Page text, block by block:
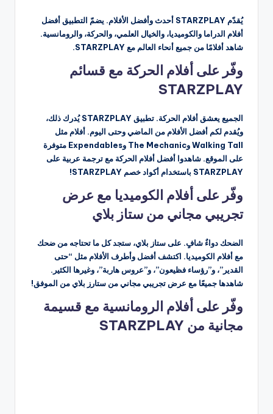
يُقدّم STARZPLAY أحدث وأفضل الأفلام. يضمّ التطبيق أفضل
أفلام الدراما والكوميديا، والخيال العلمي، والحركة، والرومانسية.
شاهد أفلامًا من جميع أنحاء العالم مع STARZPLAY.
وفّر على أفلام الحركة مع قسائم
STARZPLAY
الجميع يعشق أفلام الحركة. تطبيق STARZPLAY يُدرك ذلك،
ويُقدم لكم أفضل الأفلام من الماضي وحتى اليوم. أفلام مثل
Walking Tall وThe Mechanic وExpendables متوفرة
على الموقع. شاهدوا أفضل أفلام الحركة مع ترجمة عربية على
STARZPLAY باستخدام أكواد خصم STARZPLAY!
وفّر على أفلام الكوميديا ​​مع عرض
تجريبي مجاني من ستاز بلاي
الضحك دواءٌ شافٍ. على ستاز بلاي، ستجد كل ما تحتاجه من ضحك
مع أفلام الكوميديا. اكتشف أفضل وأطرف الأفلام مثل “حتى
القدير”، و”رؤساء فظيعون”، و”عروس هاربة”، وغيرها الكثير.
شاهدها جميعًا مع عرض تجريبي مجاني من ستارز بلاي من الموفق!
وفّر على أفلام الرومانسية مع قسيمة
مجانية من STARZPLAY